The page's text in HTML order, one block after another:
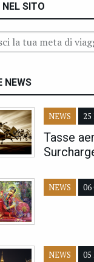
NEL SITO
NEWS
NEWS 25
Tasse
NEWS 06
NEWS 05